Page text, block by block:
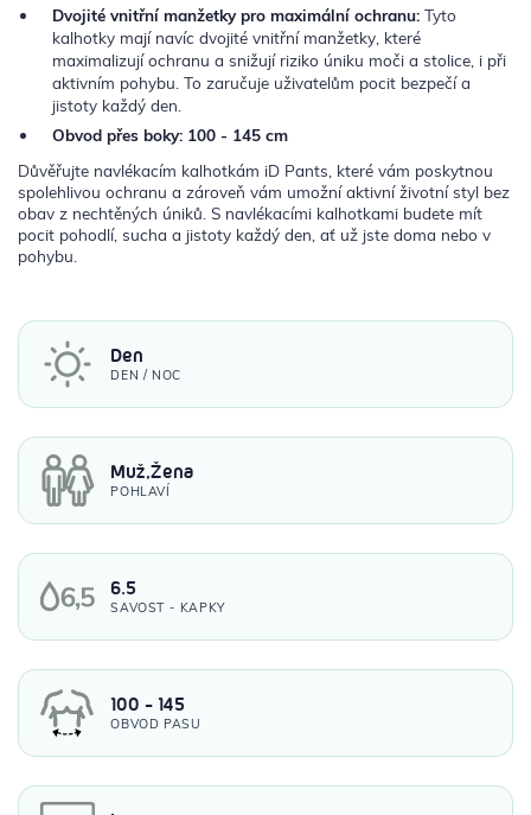
Dvojité vnitřní manžetky pro maximální ochranu:Tyto
kalhotky mají navíc dvojité vnitřní manžetky, které
maximalizují ochranu a snižují riziko úniku moči a stolice, i při
aktivním pohybu. To zaručuje uživatelům pocit bezpečí a
jistoty každý den.
Obvod přes boky: 100 - 145 cm
Důvěřujte navlékacím kalhotkám iD Pants, které vám poskytnou
spolehlivou ochranu a zároveň vám umožní aktivní životní styl bez
obav z nechtěných úniků. S navlékacími kalhotkami budete mít
pocit pohodlí, sucha a jistoty každý den, ať už jste doma nebo v
pohybu.
Den
DEN / NOC
Muž,Žena
POHLAVÍ
6.5
SAVOST - KAPKY
100 - 145
OBVOD PASU